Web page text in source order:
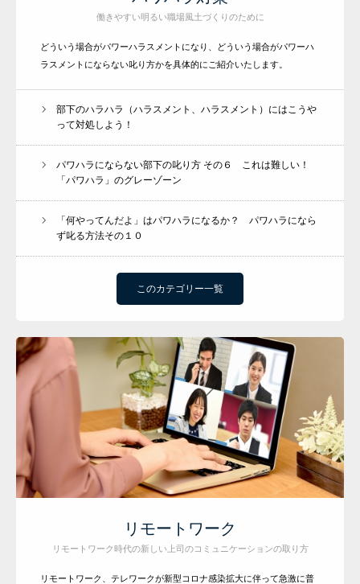
働きやすい明るい職場風土づくりのために
どういう場合がパワーハラスメントになり、どういう場合がパワーハ
ラスメントにならない叱り方かを具体的にご紹介いたします。
部下のハラハラ（ハラスメント、ハラスメント）にはこうや
って対処しよう！
パワハラにならない部下の叱り方 その６ これは難しい！
「パワハラ」のグレーゾーン
「何やってんだよ」はパワハラになるか？ パワハラになら
ず叱る方法その１０
このカテゴリー一覧
リモートワーク
リモートワーク時代の新しい上司のコミュニケーションの取り方
リモートワーク、テレワークが新型コロナ感染拡大に伴って急激に普